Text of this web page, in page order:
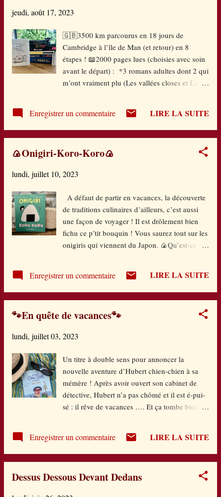
brevet pour la première poupée à l’effigie de
manuscrits et ses crayonnés qu’elle envoyait à
son éditeur. Elle a mis beaucoup de temps à
faire connaître ses histoires, d’abord à compte
d’auteur. Un éditeur, après un premier refus, lui
a demandé de colorer ses dessins et le succès
sous coffret est splendide et je me régale des
jeudi, août 17, 2023
🇬🇧3500 km parcourus en 18 jours de
Cambridge à l’île de Man (et retour) en 8
étapes ! 📖2000 pages lues (choisies avec soin
avant le départ) : *3 romans adultes dont 2 qui
m’ont vraiment plu (Les vallées closes et La
les vacances). *4 romans ados : je ne peux pas
partir en Angleterre sans emporter du Philip
mondes ! Et deux nouveautés de la rentrée
très différents mais avec pour point commun
valeurs. Et je me suis réjouie de retrouver la
plume de Mikaël Ollivier et Nathalie Bernard.
« 𝙱𝚎𝚎𝚝𝚠𝚎𝚎𝚗 𝚝𝚑𝚎 𝚙𝚊𝚐𝚎𝚜 𝚘𝚏 𝚊 𝚐𝚘𝚘𝚍
𝚋𝚘𝚘𝚔 𝚒𝚜 𝚊 𝚠𝚘𝚗𝚍𝚎𝚛𝚏𝚞𝚕 𝚙𝚕𝚊𝚌𝚎 𝚝𝚘
𝚋𝚎. »
Enregistrer un commentaire LIRE LA SUITE
🍙Onigiri-Koro-Koro🍙
lundi, juillet 10, 2023
A défaut de partir en vacances, la découverte
de traditions culinaires d’ailleurs, c’est aussi
une façon de voyager ! Il est drôlement bien
fichu ce p’tit bouquin ! Vous saurez tout sur les
onigiris qui viennent du Japon. 🍙Qu’est-ce
de recettes ! 🍙Même une fable ! Le ton est
adorable, les couleurs pêchues, les conseils au
bienveillance en plus car les onigiris sont « le
manger à tout moment, les préparer selon ses
comme bonjour. Une bien jolie entrée dans une
culture culinaire à la portée de tous et si on n’a
pas les produits, les conseils vont jusqu’à en
donner des substitutions accessibles. La fable
de la fin apporte une note ludique à
Aya Yamamoto & Yoshiko Noda ! Et aux
Enregistrer un commentaire LIRE LA SUITE
🐾En quête de vacances🐾
lundi, juillet 03, 2023
Un titre à double sens pour annoncer la
nouvelle aventure d’Hubert chien-chien à sa
mémère ! Après avoir ouvert son cabinet de
détective, Hubert n’a pas chômé et il est é-pui-
sé : il rêve de vacances …. Et ça tombe bien
rêve déjà du repos de l’enquêteur … Mais les
malfrats, eux, semblent ne jamais s’arrêter :
mouette voleuse de crêpes …. Une nouvelle
Enregistrer un commentaire LIRE LA SUITE
Dessus Dessous Devant Dedans